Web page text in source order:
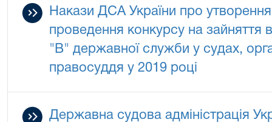
Накази ДСА України про утворення
проведення конкурсу на зайняття
"В" державної служби у судах,
правосуддя у 2019 році
Державна судова адміністрація